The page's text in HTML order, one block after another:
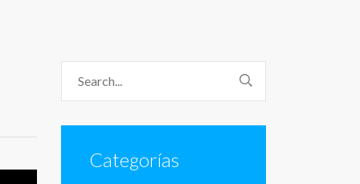
Categorías